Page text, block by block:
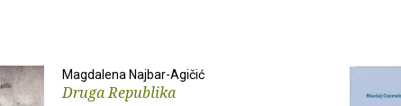
Magdalena Najbar-Agičić
Druga Republika